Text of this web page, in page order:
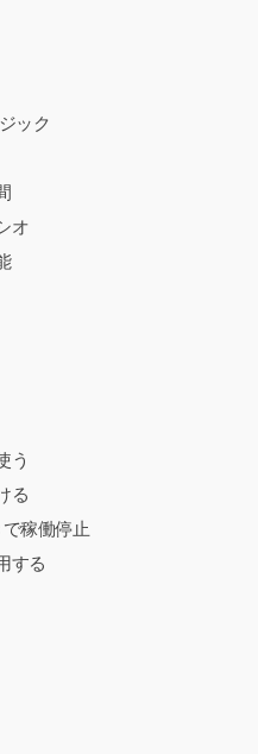
ック
オ
う
る
稼働停止
する